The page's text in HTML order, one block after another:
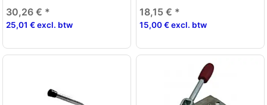
30,26 € *
25,01 € excl. btw
18,15 € *
15,00 € excl. btw